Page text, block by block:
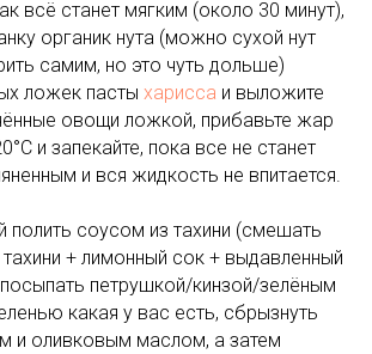
всё станет мягким (около 30 минут),
органик нута (можно сухой нут
самим, но это чуть дольше)
ложек пасты харисса и выложите
овощи ложкой, прибавьте жар
и запекайте, пока все не станет
и вся жидкость не впитается.
полить соусом из тахини (смешать
тахини + лимонный сок + выдавленный
петрушкой/кинзой/зелёным
какая у вас есть, сбрызнуть
и оливковым маслом, а затем